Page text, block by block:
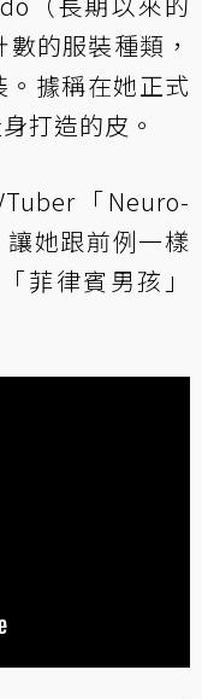
的服裝種類，
據稱在她正式
打造的皮。
「Neuro-
她跟前例一樣
菲律賓男孩」